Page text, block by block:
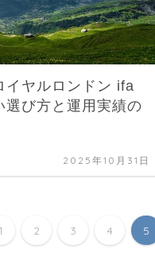
イヤルロンドン ifa
選び方と運用実績の
2025年10月31日
1 2 3 4 5